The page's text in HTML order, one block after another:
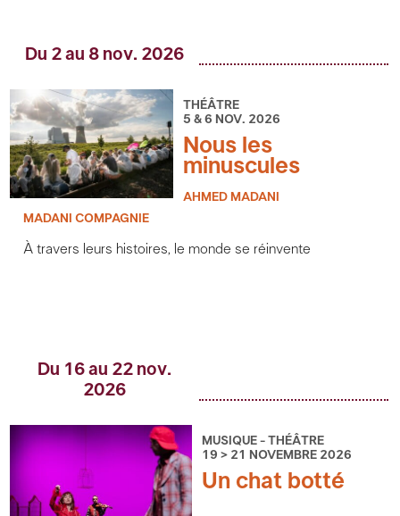
Du 2 au 8 nov. 2026
THÉÂTRE
5 & 6 NOV. 2026
Nous les
minuscules
AHMED MADANI
MADANI COMPAGNIE
À travers leurs histoires, le monde se réinvente
Du 16 au 22 nov.
2026
MUSIQUE - THÉÂTRE
19 > 21 NOVEMBRE 2026
Un chat botté